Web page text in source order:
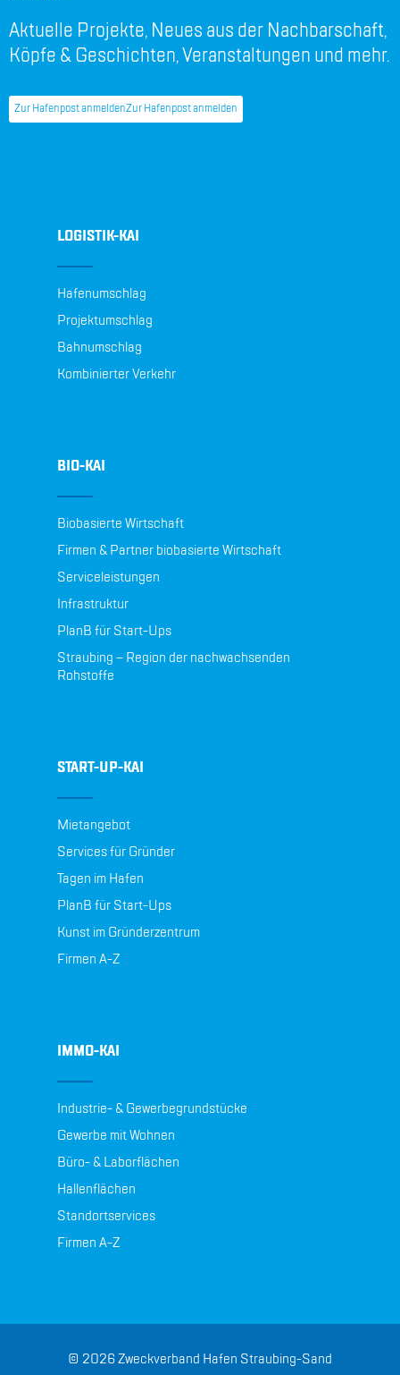
Aktuelle Projekte, Neues aus der Nachbarschaft,
Köpfe & Geschichten, Veranstaltungen und mehr.
Zur Hafenpost anmeldenZur Hafenpost anmelden
LOGISTIK-KAI
Hafenumschlag
Projektumschlag
Bahnumschlag
Kombinierter Verkehr
BIO-KAI
Biobasierte Wirtschaft
Firmen & Partner biobasierte Wirtschaft
Serviceleistungen
Infrastruktur
PlanB für Start-Ups
Straubing – Region der nachwachsenden
Rohstoffe
START-UP-KAI
Mietangebot
Services für Gründer
Tagen im Hafen
PlanB für Start-Ups
Kunst im Gründerzentrum
Firmen A-Z
IMMO-KAI
Industrie- & Gewerbegrundstücke
Gewerbe mit Wohnen
Büro- & Laborflächen
Hallenflächen
Standortservices
Firmen A-Z
© 2026 Zweckverband Hafen Straubing-Sand